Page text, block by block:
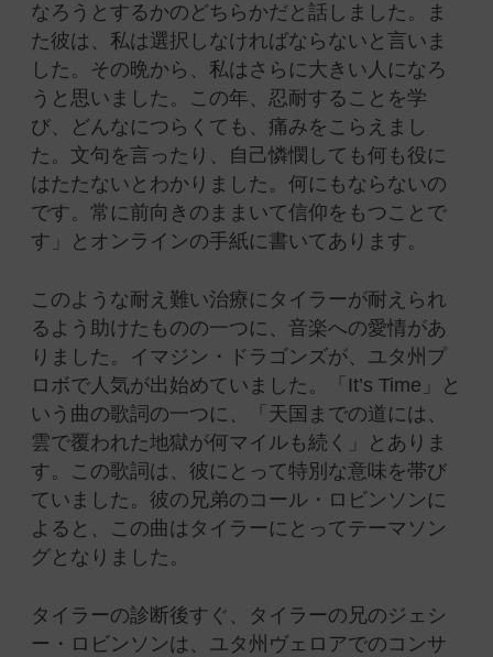
なろうとするかのどちらかだと話しました。ま
た彼は、私は選択しなければならないと言いま
した。その晩から、私はさらに大きい人になろ
うと思いました。この年、忍耐することを学
び、どんなにつらくても、痛みをこらえまし
た。文句を言ったり、自己憐憫しても何も役に
はたたないとわかりました。何にもならないの
です。常に前向きのままいて信仰をもつことで
す」とオンラインの手紙に書いてあります。
このような耐え難い治療にタイラーが耐えられ
るよう助けたものの一つに、音楽への愛情があ
りました。イマジン・ドラゴンズが、ユタ州プ
ロボで人気が出始めていました。「It’s Time」と
いう曲の歌詞の一つに、「天国までの道には、
雲で覆われた地獄が何マイルも続く」とありま
す。この歌詞は、彼にとって特別な意味を帯び
ていました。彼の兄弟のコール・ロビンソンに
よると、この曲はタイラーにとってテーマソン
グとなりました。
タイラーの診断後すぐ、タイラーの兄のジェシ
ー・ロビンソンは、ユタ州ヴェロアでのコンサ